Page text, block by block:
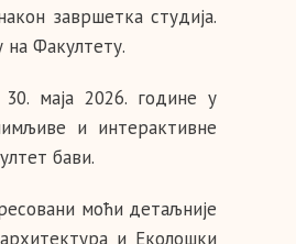
завршетка студија.
Факултету.
маја 2026. године у
и интерактивне
бави.
моћи детаљније
и Еколошки